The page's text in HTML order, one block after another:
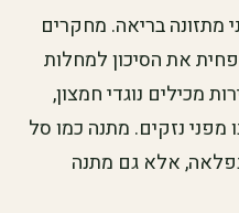
מתזונה בריאה. מחקרים
את הסיכון למחלות
מכילים נוגדי חמצון,
נזקים. מתנה כמו סל
אלא גם מתנה